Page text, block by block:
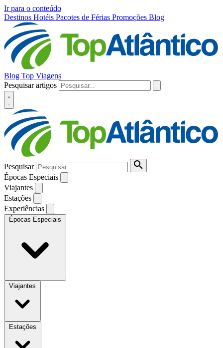
Ir para o conteúdo
Destinos Hotéis Pacotes de Férias Promoções Blog
Blog Top Viagens
Pesquisar artigos
Pesquisar
Épocas Especiais
Viajantes
Estações
Experiências
Épocas Especiais
Viajantes
Estações